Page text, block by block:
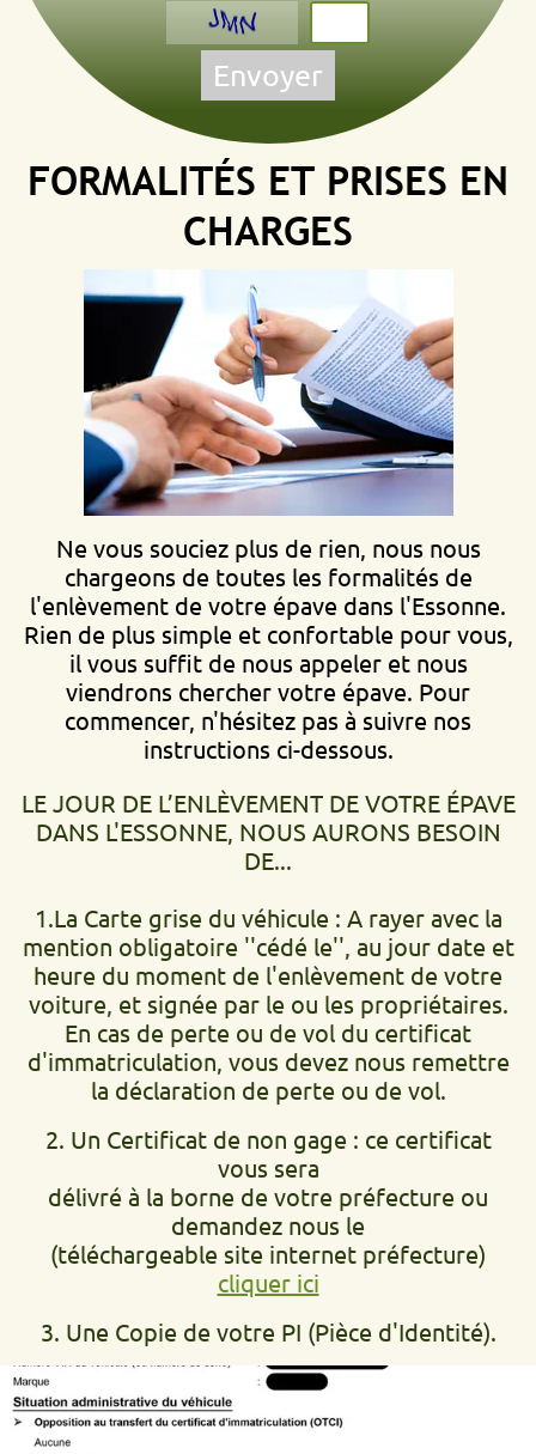
Envoyer
FORMALITÉS ET PRISES EN
CHARGES
Ne vous souciez plus de rien, nous nous
chargeons de toutes les formalités de
l'enlèvement de votre épave dans l'Essonne.
Rien de plus simple et confortable pour vous,
il vous suffit de nous appeler et nous
viendrons chercher votre épave. Pour
commencer, n'hésitez pas à suivre nos
instructions ci-dessous.
LE JOUR DE L’ENLÈVEMENT DE VOTRE ÉPAVE
DANS L'ESSONNE, NOUS AURONS BESOIN
DE...
1.La Carte grise du véhicule : A rayer avec la
mention obligatoire ''cédé le'', au jour date et
heure du moment de l'enlèvement de votre
voiture, et signée par le ou les propriétaires.
En cas de perte ou de vol du certificat
d'immatriculation, vous devez nous remettre
la déclaration de perte ou de vol.
2. Un Certificat de non gage : ce certificat
vous sera
délivré à la borne de votre préfecture ou
demandez nous le
(téléchargeable site internet préfecture)
cliquer ici
3. Une Copie de votre PI (Pièce d'Identité).